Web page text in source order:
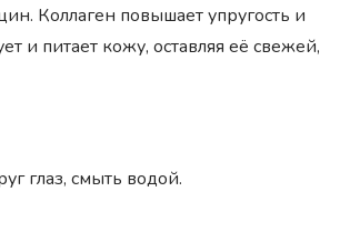
Коллаген повышает упругость и
и питает кожу, оставляя её свежей,
глаз, смыть водой.